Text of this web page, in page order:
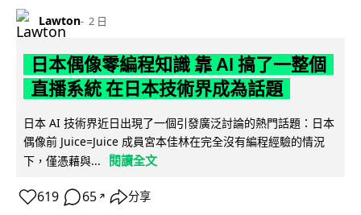
Lawton 2 日
日本偶像零編程知識 靠 AI 搞了一整個
直播系統 在日本技術界成為話題
日本 AI 技術界近日出現了一個引發廣泛討論的熱門話題：日本
偶像前 Juice=Juice 成員宮本佳林在完全沒有編程經驗的情況
下，僅憑藉與...
閱讀全文
619 65 ↗ 分享